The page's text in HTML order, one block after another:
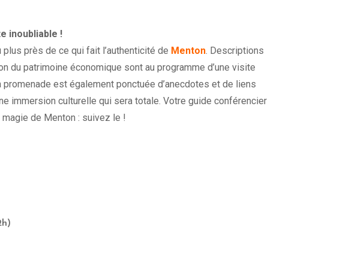
inoubliable !
près de ce qui fait l’authenticité de Menton. Descriptions
patrimoine économique sont au programme d’une visite
est également ponctuée d’anecdotes et de liens
immersion culturelle qui sera totale. Votre guide conférencier
de Menton : suivez le !